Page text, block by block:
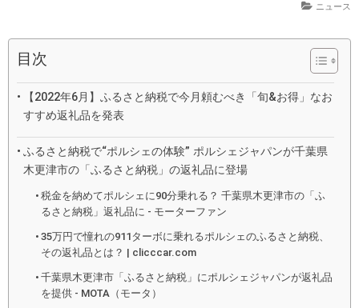
ニュース
目次
【2022年6月】ふるさと納税で今月頼むべき「旬&お得」なお
すすめ返礼品を発表
ふるさと納税で“ポルシェの体験” ポルシェジャパンが千葉県
木更津市の「ふるさと納税」の返礼品に登場
税金を納めてポルシェに90分乗れる？ 千葉県木更津市の「ふ
るさと納税」返礼品に - モーターファン
35万円で憧れの911ターボに乗れるポルシェのふるさと納税、
その返礼品とは？ | clicccar.com
千葉県木更津市「ふるさと納税」にポルシェジャパンが返礼品
を提供 - MOTA（モータ）